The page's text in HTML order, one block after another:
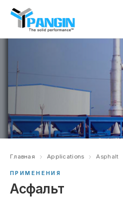
Главная Applications Asphalt
ПРИМЕНЕНИЯ
Асфальт